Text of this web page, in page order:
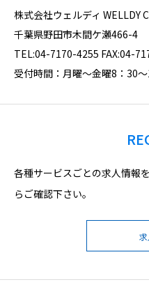
株式会社ウェルディ WELLDY
千葉県野田市木間ケ瀬466-4
TEL:04-7170-4255 ​FAX:04-
受付時間：月曜～金曜8：30
各種サービスごとの求人情報
らご確認下さい。